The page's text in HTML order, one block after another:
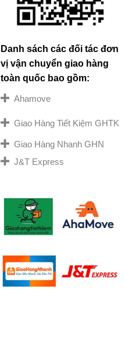
Danh sách các đối tác đơn
vị vận chuyển giao hàng
toàn quốc bao gồm:
Ahamove
Giao Hàng Tiết Kiệm GHTK
Giao Hàng Nhanh GHN
J&T Express